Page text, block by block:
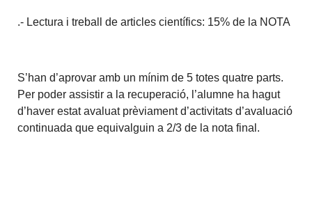
.- Lectura i treball de articles científics: 15% de la NOTA
S’han d’aprovar amb un mínim de 5 totes quatre parts.
Per poder assistir a la recuperació, l’alumne ha hagut
d’haver estat avaluat prèviament d’activitats d’avaluació
continuada que equivalguin a 2/3 de la nota final.